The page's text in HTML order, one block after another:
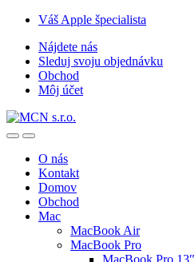
Skip
navigation
Skip
content
Váš Apple špecialista
Nájdete nás
Sleduj svoju objednávku
Obchod
Môj účet
O nás
Kontakt
Domov
Obchod
Mac
MacBook Air
MacBook Pro
MacBook Pro 13″